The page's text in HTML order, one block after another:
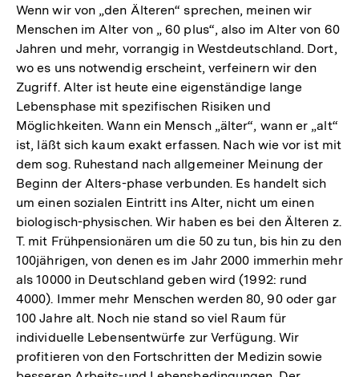
Wenn wir von „den Älteren“ sprechen, meinen wir
Menschen im Alter von „ 60 plus“, also im Alter von 60
Jahren und mehr, vorrangig in Westdeutschland. Dort,
wo es uns notwendig erscheint, verfeinern wir den
Zugriff. Alter ist heute eine eigenständige lange
Lebensphase mit spezifischen Risiken und
Möglichkeiten. Wann ein Mensch „älter“, wann er „alt“
ist, läßt sich kaum exakt erfassen. Nach wie vor ist mit
dem sog. Ruhestand nach allgemeiner Meinung der
Beginn der Alters-phase verbunden. Es handelt sich
um einen sozialen Eintritt ins Alter, nicht um einen
biologisch-physischen. Wir haben es bei den Älteren z.
T. mit Frühpensionären um die 50 zu tun, bis hin zu den
100jährigen, von denen es im Jahr 2000 immerhin mehr
als 10000 in Deutschland geben wird (1992: rund
4000). Immer mehr Menschen werden 80, 90 oder gar
100 Jahre alt. Noch nie stand so viel Raum für
individuelle Lebensentwürfe zur Verfügung. Wir
profitieren von den Fortschritten der Medizin sowie